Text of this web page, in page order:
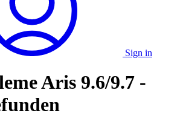
Sign in
Aris 9.6/9.7 -